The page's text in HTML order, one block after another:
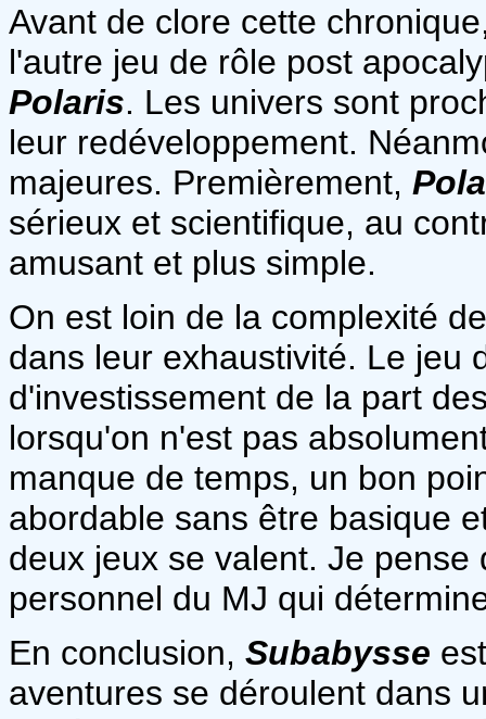
Avant de clore cette
l'autre jeu de rôle post
Polaris. Les univers sont
leur redéveloppement.
majeures. Premièrement,
sérieux et scientifique, au
amusant et plus simple.
On est loin de la complexité
dans leur exhaustivité. Le jeu
d'investissement de la part
lorsqu'on n'est pas
manque de temps, un bon
abordable sans être basique
deux jeux se valent. Je
personnel du MJ qui
En conclusion, Subabysse
aventures se déroulent dans